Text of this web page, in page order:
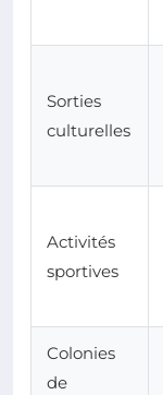
Sorties
culturelles
Activités
sportives
Colonies
de